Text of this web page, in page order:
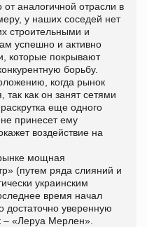
от аналогичной отрасли в
у наших соседей нет
строительными и
успешно и активно
которые покрывают
борьбу.
когда рынок
так как он занят сетями
еще одного
принесет ему
воздействие на
мощная
(путем ряда слияний и
украинским
время начал
уверенную
– «Леруа Мерлен».